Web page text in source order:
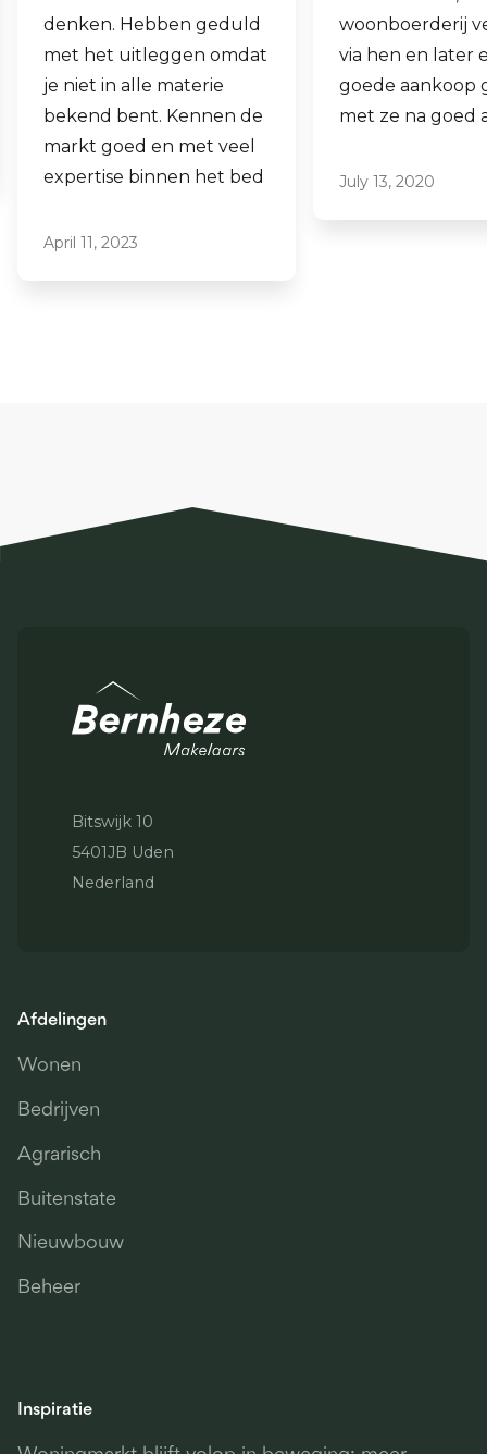
woonboerderij verkocht
via hen en later een
goede aankoop gedaan
met ze na goed advies.
July 13, 2020
ook een
aankopen.
Laagdrempelig
professioneel, ik
Bitswijk 10
5401JB Uden
Nederland
Afdelingen
Wonen
Bedrijven
Agrarisch
Buitenstate
Nieuwbouw
Beheer
Inspiratie